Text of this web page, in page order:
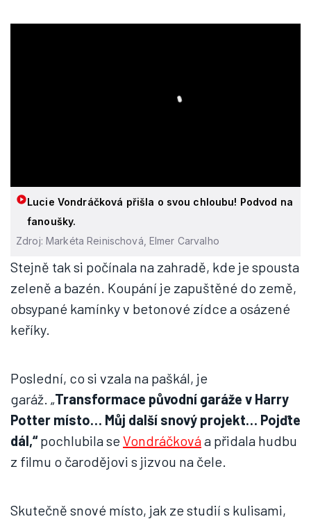
Lucie Vondráčková přišla o svou chloubu! Podvod na
fanoušky.
Zdroj: Markéta Reinischová, Elmer Carvalho
Stejně tak si počínala na zahradě, kde je spousta
zeleně a bazén. Koupání je zapuštěné do země,
obsypané kamínky v betonové zídce a osázené
keříky.
Poslední, co si vzala na paškál, je
garáž. „Transformace původní garáže v Harry
Potter místo… Můj další snový projekt… Pojďte
dál,“pochlubila seVondráčkováa přidala hudbu
z filmu o čarodějovi s jizvou na čele.
Skutečně snové místo, jak ze studií s kulisami,